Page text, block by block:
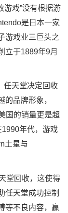
游戏”没有根据游
是日本一家
游戏业三巨头之
立于1889年9月
任天堂决定回收
的品牌形象，
国的销量更是超
年代，游戏
土星与
堂回收，这使得
任天堂成功控制
等不良内容，赢